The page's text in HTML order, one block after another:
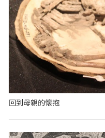
回到母親的懷抱